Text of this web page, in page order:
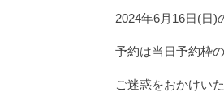
2024年6月16日(日)
予約は当日予約枠
ご迷惑をおかけい